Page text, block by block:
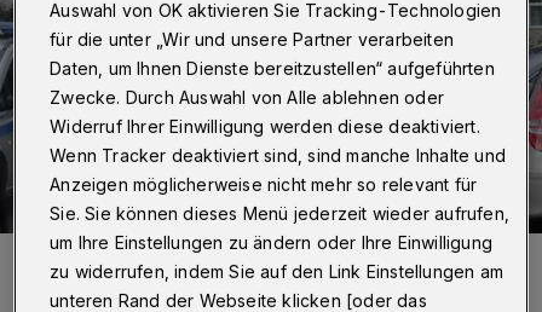
Die Polizei sperrte die Hauptschule am Uellendahl wegen der
Bombendrohung eines Jugendlichen ab.
Foto: Stefan Rossbach
Auswahl von OK aktivieren Sie Tracking-Technologien
für die unter „Wir und unsere Partner verarbeiten
Daten, um Ihnen Dienste bereitzustellen“ aufgeführten
Zwecke. Durch Auswahl von Alle ablehnen oder
Widerruf Ihrer Einwilligung werden diese deaktiviert.
Wenn Tracker deaktiviert sind, sind manche Inhalte und
Anzeigen möglicherweise nicht mehr so relevant für
Sie. Sie können dieses Menü jederzeit wieder aufrufen,
um Ihre Einstellungen zu ändern oder Ihre Einwilligung
zu widerrufen, indem Sie auf den Link Einstellungen am
unteren Rand der Webseite klicken [oder das